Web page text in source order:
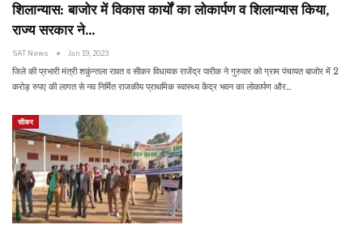
शिलान्यास: बाजोर में विकास कार्यों का लोकार्पण व शिलान्यास किया,
राज्य सरकार ने…
SAT News Jan 19, 2023
जिले की प्रभारी मंत्री शकुंन्तला रावत व सीकर विधायक राजेंद्र पारीक ने गुरुवार को ग्राम पंचायत बाजोर में 2
करोड़ रुपए की लागत से नव निर्मित राजकीय प्राथमिक स्वास्थ्य केंद्र भवन का लोकार्पण और…
सीकर